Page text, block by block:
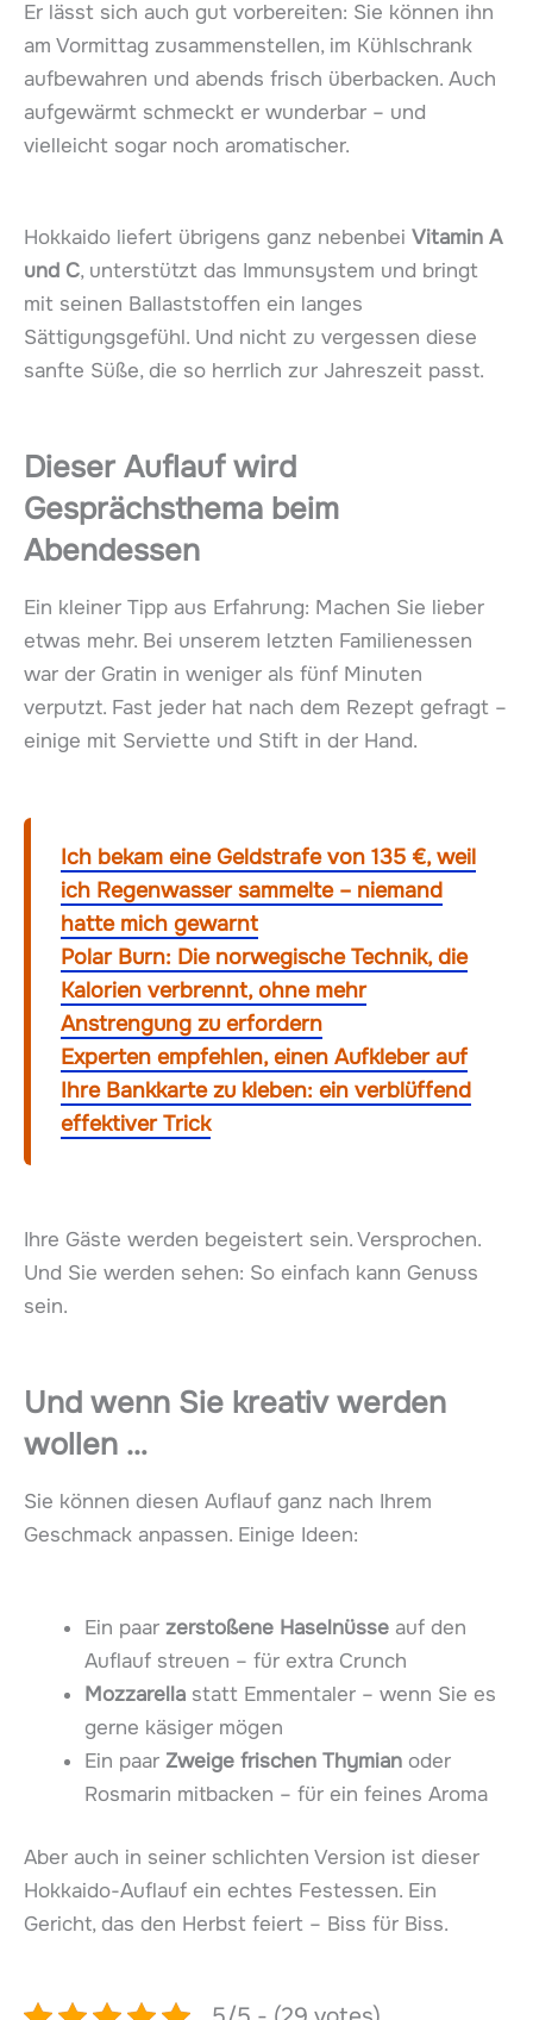
Er lässt sich auch gut vorbereiten: Sie können ihn
am Vormittag zusammenstellen, im Kühlschrank
aufbewahren und abends frisch überbacken. Auch
aufgewärmt schmeckt er wunderbar – und
vielleicht sogar noch aromatischer.
Hokkaido liefert übrigens ganz nebenbei Vitamin A
und C, unterstützt das Immunsystem und bringt
mit seinen Ballaststoffen ein langes
Sättigungsgefühl. Und nicht zu vergessen diese
sanfte Süße, die so herrlich zur Jahreszeit passt.
Dieser Auflauf wird
Gesprächsthema beim
Abendessen
Ein kleiner Tipp aus Erfahrung: Machen Sie lieber
etwas mehr. Bei unserem letzten Familienessen
war der Gratin in weniger als fünf Minuten
verputzt. Fast jeder hat nach dem Rezept gefragt –
einige mit Serviette und Stift in der Hand.
Ich bekam eine Geldstrafe von 135 €, weil
ich Regenwasser sammelte – niemand
hatte mich gewarnt
Polar Burn: Die norwegische Technik, die
Kalorien verbrennt, ohne mehr
Anstrengung zu erfordern
Experten empfehlen, einen Aufkleber auf
Ihre Bankkarte zu kleben: ein verblüffend
effektiver Trick
Ihre Gäste werden begeistert sein. Versprochen.
Und Sie werden sehen: So einfach kann Genuss
sein.
Und wenn Sie kreativ werden
wollen …
Sie können diesen Auflauf ganz nach Ihrem
Geschmack anpassen. Einige Ideen:
Ein paar zerstoßene Haselnüsse auf den
Auflauf streuen – für extra Crunch
Mozzarella statt Emmentaler – wenn Sie es
gerne käsiger mögen
Ein paar Zweige frischen Thymian oder
Rosmarin mitbacken – für ein feines Aroma
Aber auch in seiner schlichten Version ist dieser
Hokkaido-Auflauf ein echtes Festessen. Ein
Gericht, das den Herbst feiert – Biss für Biss.